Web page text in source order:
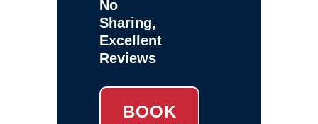
No
Sharing,
Excellent
Reviews
BOOK